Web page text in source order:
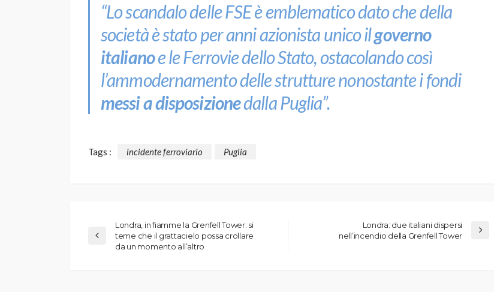
“Lo scandalo delle FSE è emblematico dato che della
società è stato per anni azionista unico ilgoverno
italianoe le Ferrovie dello Stato, ostacolando così
l’ammodernamento delle strutture nonostante i fondi
messi a disposizionedalla Puglia”.
Tags : incidente ferroviario Puglia
Londra, in fiamme la Grenfell Tower: si
teme che il grattacielo possa crollare
da un momento all’altro
Londra: due italiani dispersi
nell’incendio della Grenfell Tower